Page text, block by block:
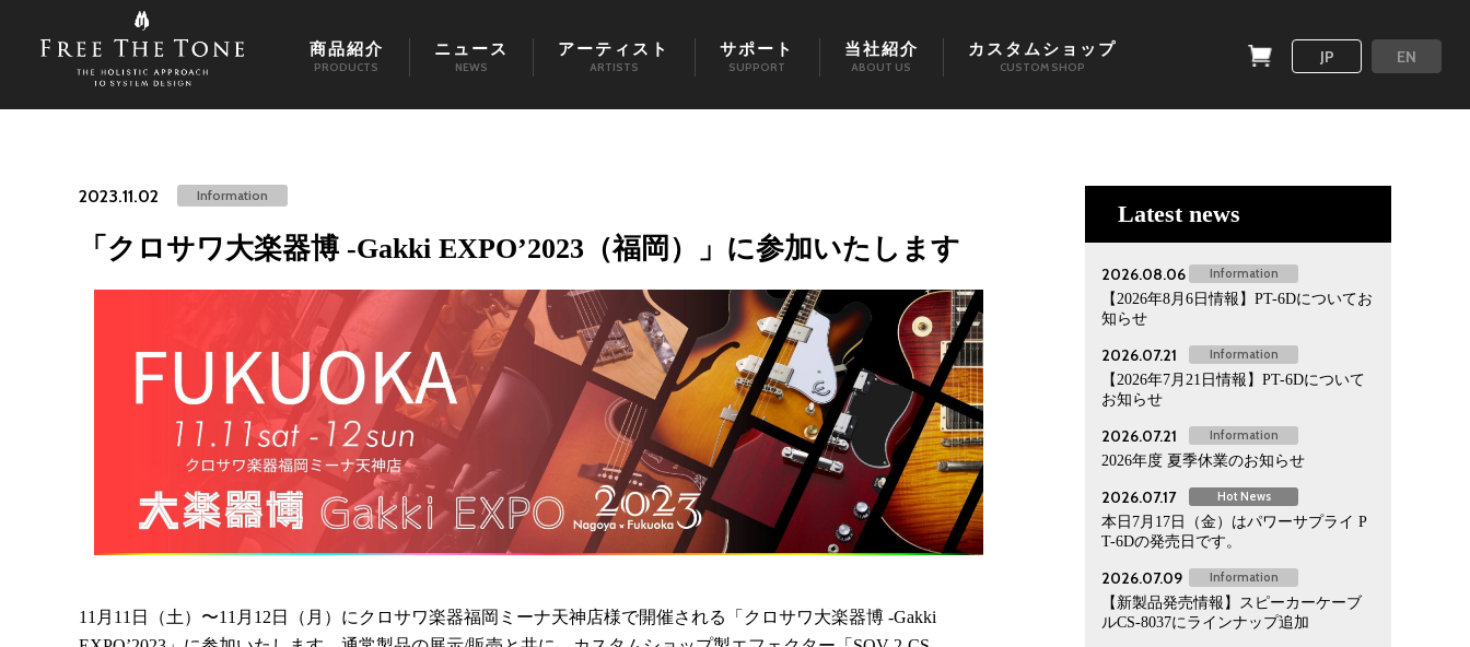
商品紹介
PRODUCTS
ニュース
NEWS
アーティスト
ARTISTS
サポート
SUPPORT
当社紹介
ABOUT US
カスタムショップ
CUSTOM SHOP
JP EN
2023.11.02 Information
「クロサワ大楽器博 -Gakki EXPO’2023（福岡）」に参加いたします
11月11日（土）〜11月12日（月）にクロサワ楽器福岡ミーナ天神店様で開催される「クロサワ大楽器博 -Gakki
Latest news
2026.08.06 Information
【2026年8月6日情報】PT-6Dについてお
知らせ
2026.07.21 Information
【2026年7月21日情報】PT-6Dについて
お知らせ
2026.07.21 Information
2026年度 夏季休業のお知らせ
2026.07.17 Hot News
本日7月17日（金）はパワーサプライ P
T-6Dの発売日です。
2026.07.09 Information
【新製品発売情報】スピーカーケーブ
ルCS-8037にラインナップ追加